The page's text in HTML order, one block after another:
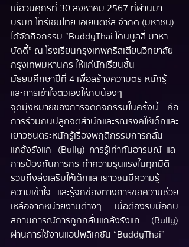
เมื่อวันศุกร์ที่ 30 สิงหาคม 2567 ที่ผ่านมา
บริษัท โทรีเซนไทย เอเยนต์ซีส์ จำกัด (มหาชน)
ได้จัดกิจกรรม “BuddyThai โดนบูลลี่ มาหา
บัดดี้” ณ โรงเรียนกรุงเทพคริสเตียนวิทยาลัย
กรุงเทพมหานคร ให้แก่นักเรียนชั้น
มัธยมศึกษาปีที่ 4 เพื่อสร้างความตระหนักรู้
และการเข้าใจตัวเองให้กับน้องๆ
จุดมุ่งหมายของการจัดกิจกรรมในครั้งนี้ คือ
การร่วมกันปลูกจิตสำนึกและรณรงค์ให้เด็กและ
เยาวชนตระหนักรู้เรื่องพฤติกรรมการกลั่น
แกล้งรังแก  (Bully) การรู้เท่าทันอารมณ์ และ
การป้องกันการกระทำความรุนแรงในทุกมิติ
รวมถึงส่งเสริมให้เด็กและเยาวชนมีความรู้
ความเข้าใจ และรู้จักช่องทางการขอความช่วย
เหลือจากหน่วยงานต่างๆ เมื่อต้องรับมือกับ
สถานการณ์การถูกกลั่นแกล้งรังแก (Bully)
ผ่านการใช้งานแอปพลิเคชัน “BuddyThai”